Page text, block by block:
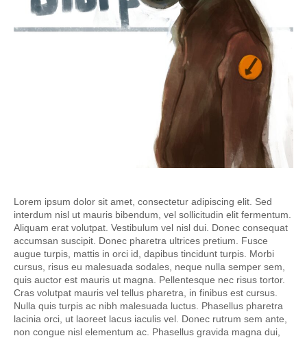
Lorem ipsum dolor sit amet, consectetur adipiscing elit. Sed
interdum nisl ut mauris bibendum, vel sollicitudin elit fermentum.
Aliquam erat volutpat. Vestibulum vel nisl dui. Donec consequat
accumsan suscipit. Donec pharetra ultrices pretium. Fusce
augue turpis, mattis in orci id, dapibus tincidunt turpis. Morbi
cursus, risus eu malesuada sodales, neque nulla semper sem,
quis auctor est mauris ut magna. Pellentesque nec risus tortor.
Cras volutpat mauris vel tellus pharetra, in finibus est cursus.
Nulla quis turpis ac nibh malesuada luctus. Phasellus pharetra
lacinia orci, ut laoreet lacus iaculis vel. Donec rutrum sem ante,
non congue nisl elementum ac. Phasellus gravida magna dui,